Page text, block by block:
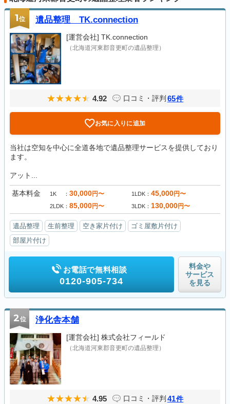
1位 遺品整理 TK.connection
[運営会社] TK.connection
（北海道河東郡音更町の遺品整理）
4.92 口コミ・評判 65件
お気に入りに追加
当社は空知を中心に全道各地で遺品整理サービスを提供しており
ます。
アット...
基本料金 1K 30,000円〜 1LDK 45,000円〜
2LDK 85,000円〜 3LDK 130,000円〜
遺品整理 生前整理 空き家片付け
ゴミ屋敷片付け
部屋片付け
お電話で無料相談
0120-905-734
料金や
サービス
を見る
2位 浄化舎本舗
[運営会社] 株式会社フィールド
（北海道河東郡音更町の遺品整理）
4.95 口コミ・評判 41件